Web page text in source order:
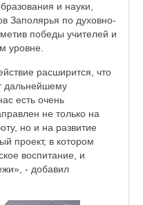
и науки,
Заполярья по духовно-
победы учителей и
уровне.
расширится, что
дальнейшему
есть очень
не только на
но и на развитие
проект, в котором
воспитание, и
- добавил